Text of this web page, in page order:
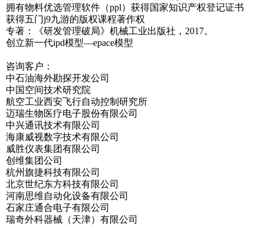
拥有物料优选管理软件（ppl）获得国家知识产权登记证书
获得五门j9九游的版权课程著作权
专著：《研发管理破局》机械工业出版社，2017。
创立新一代ipd模型—epace模型
咨询客户：
中石油海外勘探开发公司
中国空间技术研究院
航空工业西安飞行自动控制研究所
迈瑞生物医疗电子股份有限公司
中兴通讯技术有限公司
海康威视数字技术有限公司
威胜仪表集团有限公司
创维集团公司
杭州旗捷科技有限公司
北京世纪东方科技有限公司
河南思维自动化设备有限公司
石家庄通合电子有限公司
瑞奇外科器械（天津）有限公司